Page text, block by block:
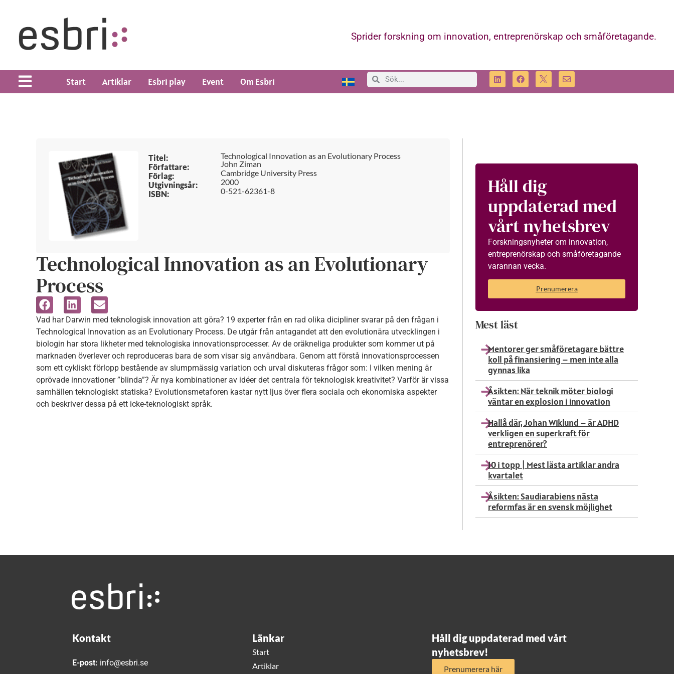
Sprider forskning om innovation, entreprenörskap och småföretagande.
Start Artiklar Esbri play Event Om Esbri
Titel:
Technological Innovation as an Evolutionary Process
Författare:
John Ziman
Förlag:
Cambridge University Press
Utgivningsår:
2000
ISBN:
0-521-62361-8
Technological Innovation as an Evolutionary
Process
Vad har Darwin med teknologisk innovation att göra? 19 experter från en rad olika dicipliner svarar på den frågan i
Technological Innovation as an Evolutionary Process. De utgår från antagandet att den evolutionära utvecklingen i
biologin har stora likheter med teknologiska innovationsprocesser. Av de oräkneliga produkter som kommer ut på
marknaden överlever och reproduceras bara de som visar sig användbara. Genom att förstå innovationsprocessen
som ett cykliskt förlopp bestående av slumpmässig variation och urval diskuteras frågor som: I vilken mening är
oprövade innovationer ”blinda”? Är nya kombinationer av idéer det centrala för teknologisk kreativitet? Varför är vissa
samhällen teknologiskt statiska? Evolutionsmetaforen kastar nytt ljus över flera sociala och ekonomiska aspekter
och beskriver dessa på ett icke-teknologiskt språk.
Håll dig
uppdaterad med
vårt nyhetsbrev
Forskningsnyheter om innovation,
entreprenörskap och småföretagande
varannan vecka.
Prenumerera
Mest läst
Mentorer ger småföretagare bättre
koll på finansiering – men inte alla
gynnas lika
Åsikten: När teknik möter biologi
väntar en explosion i innovation
Hallå där, Johan Wiklund – är ADHD
verkligen en superkraft för
entreprenörer?
10 i topp | Mest lästa artiklar andra
kvartalet
Åsikten: Saudiarabiens nästa
reformfas är en svensk möjlighet
Kontakt
E-post: info@esbri.se
Länkar
Start
Artiklar
Håll dig uppdaterad med vårt
nyhetsbrev!
Prenumerera här